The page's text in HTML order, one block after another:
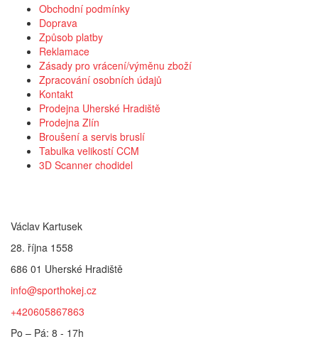
Obchodní podmínky
Doprava
Způsob platby
Reklamace
Zásady pro vrácení/výměnu zboží
Zpracování osobních údajů
Kontakt
Prodejna Uherské Hradiště
Prodejna Zlín
Broušení a servis bruslí
Tabulka velikostí CCM
3D Scanner chodidel
Václav Kartusek
28. října 1558
686 01 Uherské Hradiště
info@sporthokej.cz
+420605867863
Po – Pá: 8 - 17h